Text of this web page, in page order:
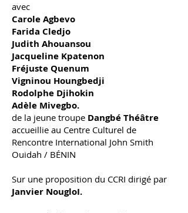
avec
Carole Agbevo
Farida Cledjo
Judith Ahouansou
Jacqueline Kpatenon
Fréjuste Quenum
Vigninou Houngbedji
Rodolphe Djihokin
Adèle Mivegbo.
de la jeune troupe Dangbé Théâtre
accueillie au Centre Culturel de
Rencontre International John Smith
Ouidah / BÉNIN
Sur une proposition du CCRI dirigé par
Janvier NougloI.